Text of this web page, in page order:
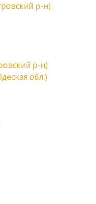
р-н)
р-н)
обл.)